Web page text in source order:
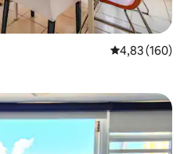
5 üzerinden
4,83 (160)
beğenilenler arasında